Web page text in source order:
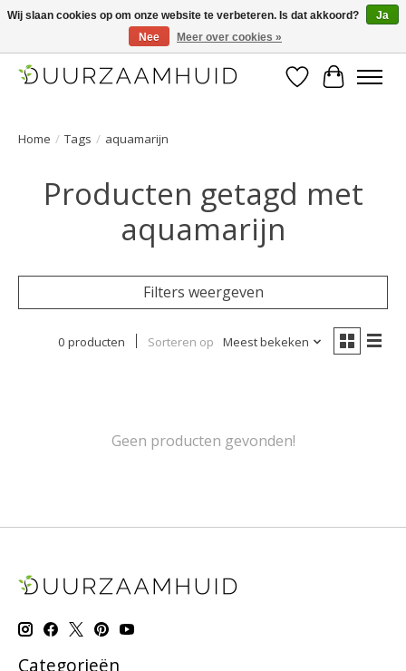
Duurzaamhuid, uw duurzame weg naar een mooie, gezonde huid.
Verlanglijst
Home / Tags / aquamarijn
Producten getagd met
aquamarijn
Filters weergeven
0 producten Sorteren op Meest bekeken
Geen producten gevonden!
Categorieën
Wij slaan cookies op om onze website te verbeteren. Is dat akkoord?
Ja
Nee
Meer over cookies »